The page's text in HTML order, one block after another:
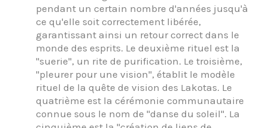
pendant un certain nombre d'années jusqu'à
ce qu'elle soit correctement libérée,
garantissant ainsi un retour correct dans le
monde des esprits. Le deuxième rituel est la
"suerie", un rite de purification. Le troisième,
"pleurer pour une vision", établit le modèle
rituel de la quête de vision des Lakotas. Le
quatrième est la cérémonie communautaire
connue sous le nom de "danse du soleil". La